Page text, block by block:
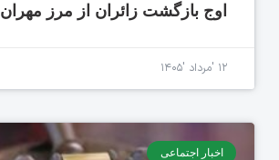
اوج بازگشت زائران از مرز مهران
۱۲ 'مرداد '۱۴۰۵
اخبار اجتماعی